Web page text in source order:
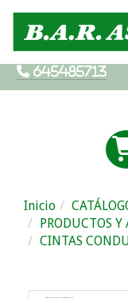
645485713
Inicio
PRODUCTOS Y
CINTAS